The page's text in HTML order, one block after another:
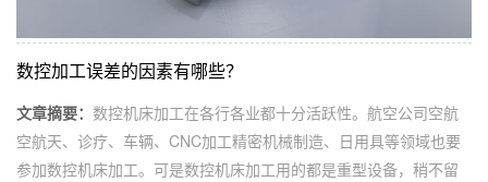
数控加工误差的因素有哪些？
文章摘要： 数控机床加工在各行各业都十分活跃性。航空公司空航
空航天、诊疗、车辆、CNC加工精密机械制造、日用具等领域也要
参加数控机床加工。可是数控机床加工用的都是重型设备，稍不留